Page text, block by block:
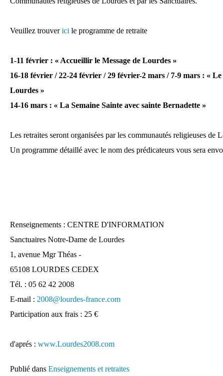
Veuillez trouverici le programme de retraite
1-11 février : « Accueillir le Message de Lourdes »
16-18 février / 22-24 février / 29 février-2 mars / 7-9 mars : «
Lourdes »
14-16 mars : « La Semaine Sainte avec sainte Bernadette »
Les retraites seront organisées par les communautés religieuses de
Un programme détaillé avec le nom des prédicateurs vous sera
Renseignements : CENTRE D'INFORMATION
Sanctuaires Notre-Dame de Lourdes
1, avenue Mgr Théas -
65108 LOURDES CEDEX
Tél. : 05 62 42 2008
E-mail : 2008@lourdes-france.com
Participation aux frais : 25 €
d'aprés : www.Lourdes2008.com
Publié dans Enseignements et retraites